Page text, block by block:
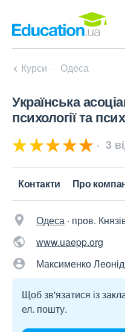
Курси Одеса
Українська
психології та
3
Контакти Про
Одеса · пров.
www.uaepp.org
Максименко
Щоб зв'язатися із
ел. пошту.